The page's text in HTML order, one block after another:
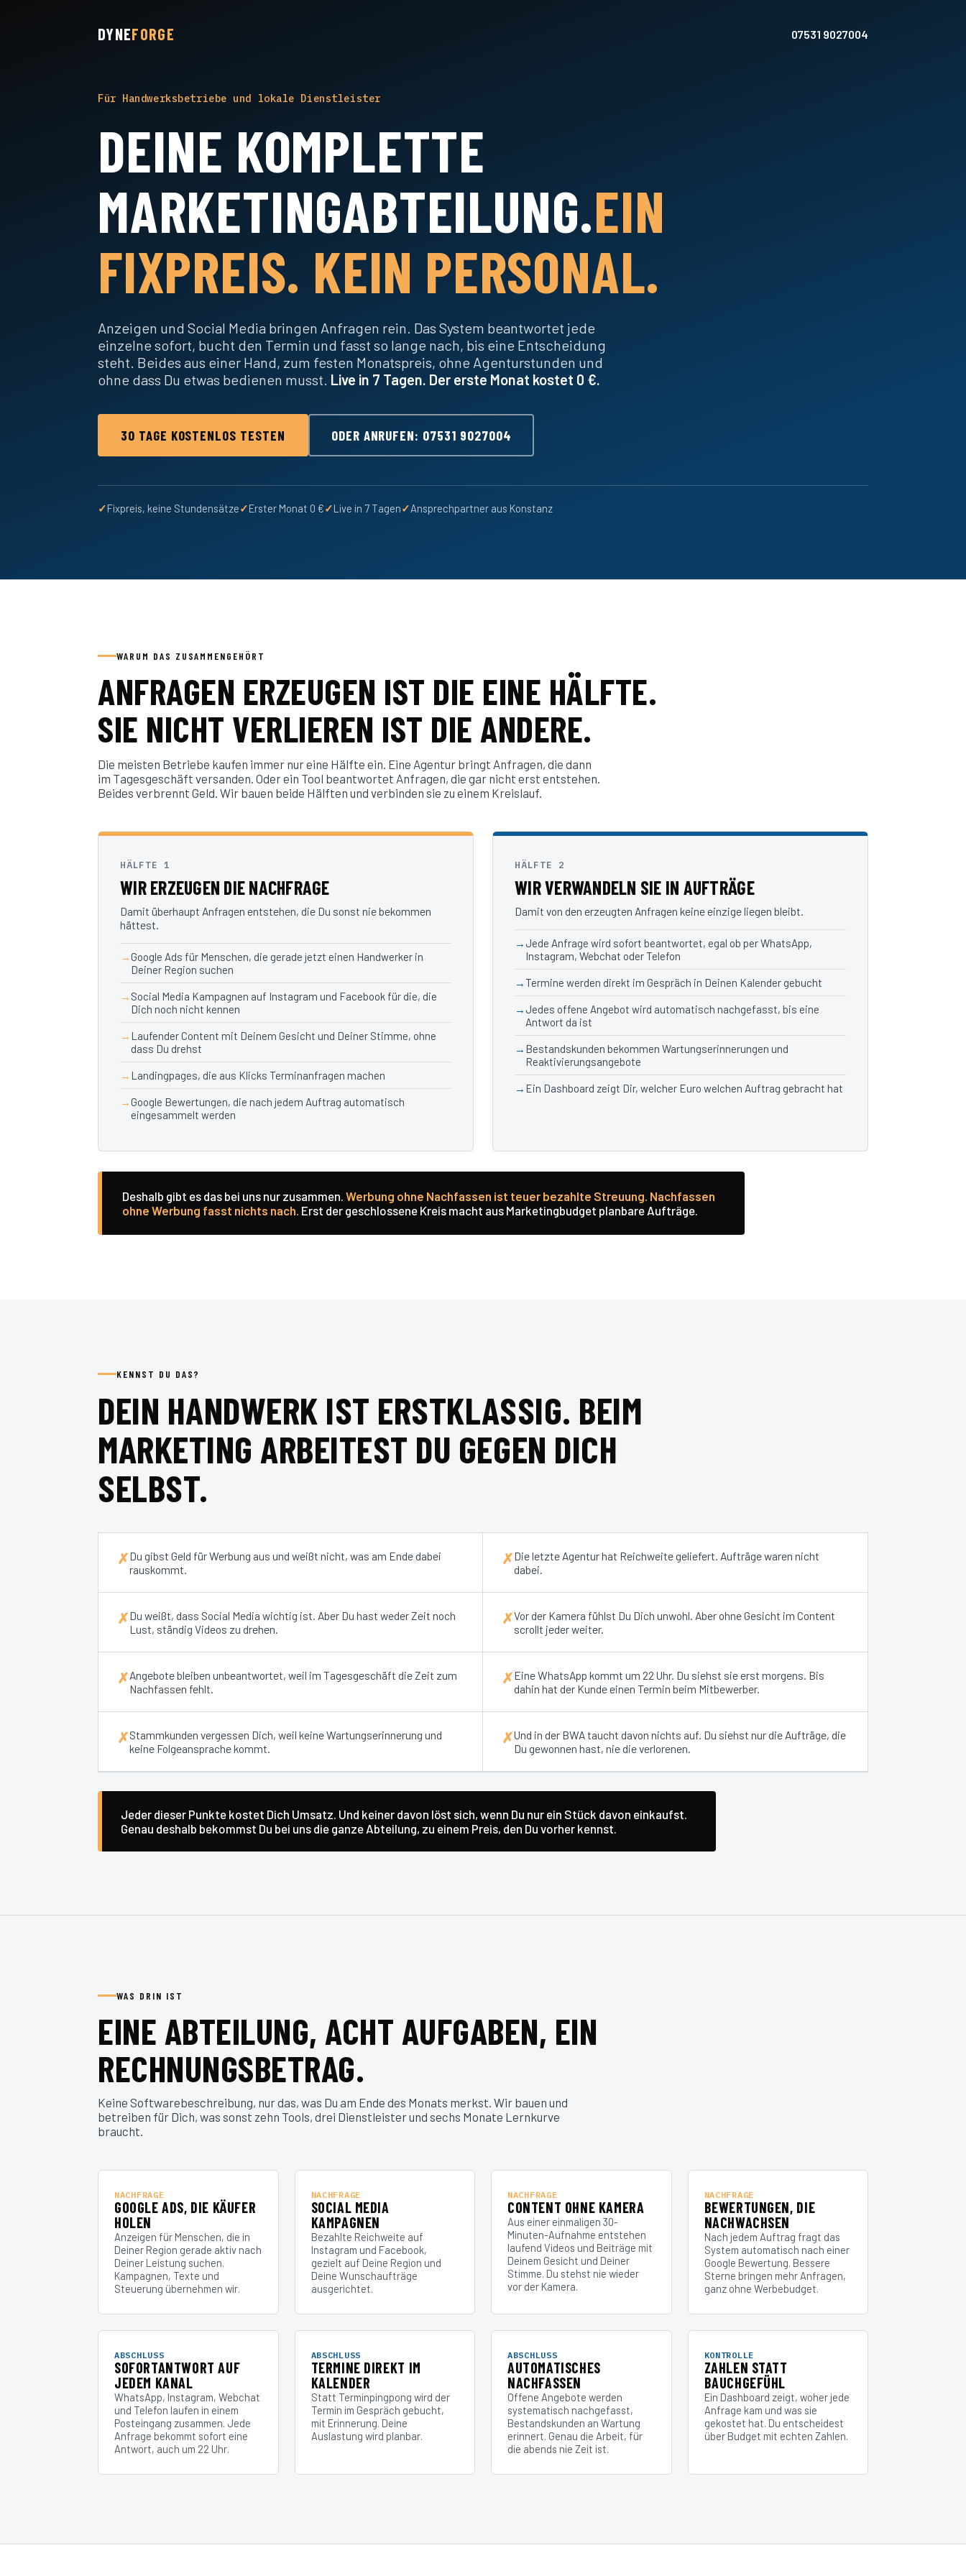
DYNEFORGE 07531 9027004
Für Handwerksbetriebe und lokale Dienstleister
DEINE KOMPLETTE
MARKETINGABTEILUNG.EIN
FIXPREIS. KEIN PERSONAL.
Anzeigen und Social Media bringen Anfragen rein. Das System beantwortet jede
einzelne sofort, bucht den Termin und fasst so lange nach, bis eine Entscheidung
steht. Beides aus einer Hand, zum festen Monatspreis, ohne Agenturstunden und
ohne dass Du etwas bedienen musst. Live in 7 Tagen. Der erste Monat kostet 0 €.
30 TAGE KOSTENLOS TESTEN ODER ANRUFEN: 07531 9027004
✓Fixpreis, keine Stundensätze✓Erster Monat 0 €✓Live in 7 Tagen✓Ansprechpartner aus Konstanz
WARUM DAS ZUSAMMENGEHÖRT
ANFRAGEN ERZEUGEN IST DIE EINE HÄLFTE.
SIE NICHT VERLIEREN IST DIE ANDERE.
Die meisten Betriebe kaufen immer nur eine Hälfte ein. Eine Agentur bringt Anfragen, die dann
im Tagesgeschäft versanden. Oder ein Tool beantwortet Anfragen, die gar nicht erst entstehen.
Beides verbrennt Geld. Wir bauen beide Hälften und verbinden sie zu einem Kreislauf.
HÄLFTE 1
WIR ERZEUGEN DIE NACHFRAGE
Damit überhaupt Anfragen entstehen, die Du sonst nie bekommen
hättest.
Google Ads für Menschen, die gerade jetzt einen Handwerker in
Deiner Region suchen
Social Media Kampagnen auf Instagram und Facebook für die, die
Dich noch nicht kennen
Laufender Content mit Deinem Gesicht und Deiner Stimme, ohne
dass Du drehst
Landingpages, die aus Klicks Terminanfragen machen
Google Bewertungen, die nach jedem Auftrag automatisch
eingesammelt werden
HÄLFTE 2
WIR VERWANDELN SIE IN AUFTRÄGE
Damit von den erzeugten Anfragen keine einzige liegen bleibt.
Jede Anfrage wird sofort beantwortet, egal ob per WhatsApp,
Instagram, Webchat oder Telefon
Termine werden direkt im Gespräch in Deinen Kalender gebucht
Jedes offene Angebot wird automatisch nachgefasst, bis eine
Antwort da ist
Bestandskunden bekommen Wartungserinnerungen und
Reaktivierungsangebote
Ein Dashboard zeigt Dir, welcher Euro welchen Auftrag gebracht hat
Deshalb gibt es das bei uns nur zusammen. Werbung ohne Nachfassen ist teuer bezahlte Streuung. Nachfassen
ohne Werbung fasst nichts nach. Erst der geschlossene Kreis macht aus Marketingbudget planbare Aufträge.
KENNST DU DAS?
DEIN HANDWERK IST ERSTKLASSIG. BEIM
MARKETING ARBEITEST DU GEGEN DICH
SELBST.
✗Du gibst Geld für Werbung aus und weißt nicht, was am Ende dabei
rauskommt.
✗Die letzte Agentur hat Reichweite geliefert. Aufträge waren nicht
dabei.
✗Du weißt, dass Social Media wichtig ist. Aber Du hast weder Zeit noch
Lust, ständig Videos zu drehen.
✗Vor der Kamera fühlst Du Dich unwohl. Aber ohne Gesicht im Content
scrollt jeder weiter.
✗Angebote bleiben unbeantwortet, weil im Tagesgeschäft die Zeit zum
Nachfassen fehlt.
✗Eine WhatsApp kommt um 22 Uhr. Du siehst sie erst morgens. Bis
dahin hat der Kunde einen Termin beim Mitbewerber.
✗Stammkunden vergessen Dich, weil keine Wartungserinnerung und
keine Folgeansprache kommt.
✗Und in der BWA taucht davon nichts auf. Du siehst nur die Aufträge, die
Du gewonnen hast, nie die verlorenen.
Jeder dieser Punkte kostet Dich Umsatz. Und keiner davon löst sich, wenn Du nur ein Stück davon einkaufst.
Genau deshalb bekommst Du bei uns die ganze Abteilung, zu einem Preis, den Du vorher kennst.
WAS DRIN IST
EINE ABTEILUNG, ACHT AUFGABEN, EIN
RECHNUNGSBETRAG.
Keine Softwarebeschreibung, nur das, was Du am Ende des Monats merkst. Wir bauen und
betreiben für Dich, was sonst zehn Tools, drei Dienstleister und sechs Monate Lernkurve
braucht.
NACHFRAGE
GOOGLE ADS, DIE KÄUFER
HOLEN
Anzeigen für Menschen, die in
Deiner Region gerade aktiv nach
Deiner Leistung suchen.
Kampagnen, Texte und
Steuerung übernehmen wir.
NACHFRAGE
SOCIAL MEDIA
KAMPAGNEN
Bezahlte Reichweite auf
Instagram und Facebook,
gezielt auf Deine Region und
Deine Wunschaufträge
ausgerichtet.
NACHFRAGE
CONTENT OHNE KAMERA
Aus einer einmaligen 30-
Minuten-Aufnahme entstehen
laufend Videos und Beiträge mit
Deinem Gesicht und Deiner
Stimme. Du stehst nie wieder
vor der Kamera.
NACHFRAGE
BEWERTUNGEN, DIE
NACHWACHSEN
Nach jedem Auftrag fragt das
System automatisch nach einer
Google Bewertung. Bessere
Sterne bringen mehr Anfragen,
ganz ohne Werbebudget.
ABSCHLUSS
SOFORTANTWORT AUF
JEDEM KANAL
WhatsApp, Instagram, Webchat
und Telefon laufen in einem
Posteingang zusammen. Jede
Anfrage bekommt sofort eine
Antwort, auch um 22 Uhr.
ABSCHLUSS
TERMINE DIREKT IM
KALENDER
Statt Terminpingpong wird der
Termin im Gespräch gebucht,
mit Erinnerung. Deine
Auslastung wird planbar.
ABSCHLUSS
AUTOMATISCHES
NACHFASSEN
Offene Angebote werden
systematisch nachgefasst,
Bestandskunden an Wartung
erinnert. Genau die Arbeit, für
die abends nie Zeit ist.
KONTROLLE
ZAHLEN STATT
BAUCHGEFÜHL
Ein Dashboard zeigt, woher jede
Anfrage kam und was sie
gekostet hat. Du entscheidest
über Budget mit echten Zahlen.